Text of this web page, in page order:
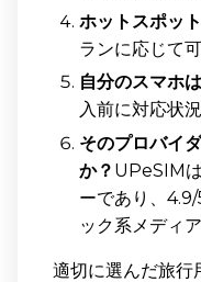
ホットスポッ
ランに応じて可
自分のスマホ
入前に対応状
そのプロバイ
か？ UPeSIM
ーであり、
ック系メディ
適切に選んだ旅